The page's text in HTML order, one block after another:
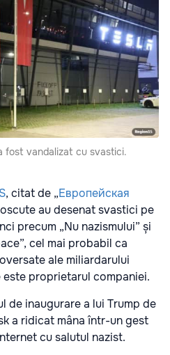
fost vandalizat cu svastici.
, citat de „Европейская
au desenat svastici pe
precum „Nu nazismului” și
cel mai probabil ca
ale miliardarului
este proprietarul companiei.
de inaugurare a lui Trump de
a ridicat mâna într-un gest
cu salutul nazist.